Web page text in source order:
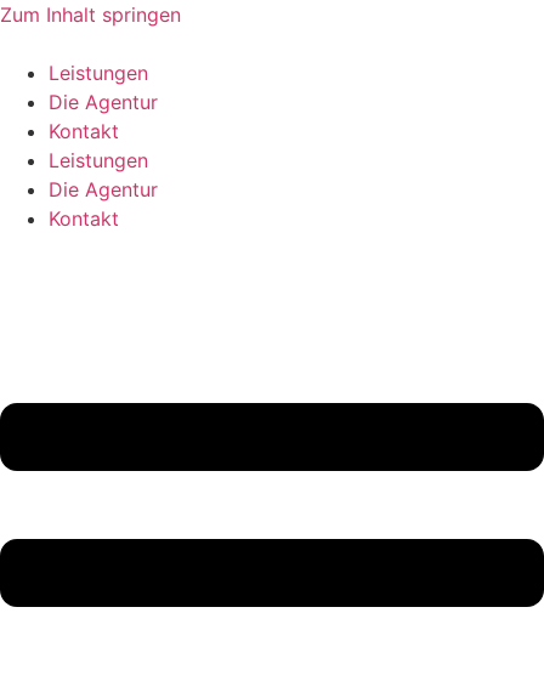
Zum Inhalt springen
Leistungen
Die Agentur
Kontakt
Leistungen
Die Agentur
Kontakt